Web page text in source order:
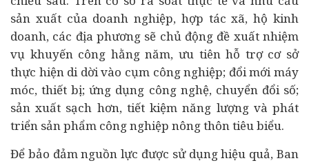
sản xuất của doanh nghiệp, hợp tác xã, hộ kinh
doanh, các địa phương sẽ chủ động đề xuất nhiệm
vụ khuyến công hằng năm, ưu tiên hỗ trợ cơ sở
thực hiện di dời vào cụm công nghiệp; đổi mới máy
móc, thiết bị; ứng dụng công nghệ, chuyển đổi số;
sản xuất sạch hơn, tiết kiệm năng lượng và phát
triển sản phẩm công nghiệp nông thôn tiêu biểu.
Để bảo đảm nguồn lực được sử dụng hiệu quả, Ban